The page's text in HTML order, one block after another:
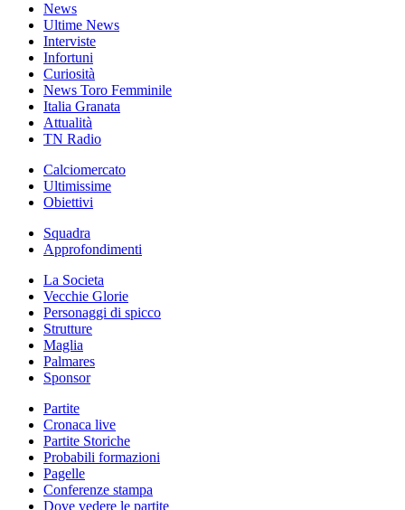
News
Ultime News
Interviste
Infortuni
Curiosità
News Toro Femminile
Italia Granata
Attualità
TN Radio
Calciomercato
Ultimissime
Obiettivi
Squadra
Approfondimenti
La Societa
Vecchie Glorie
Personaggi di spicco
Strutture
Maglia
Palmares
Sponsor
Partite
Cronaca live
Partite Storiche
Probabili formazioni
Pagelle
Conferenze stampa
Dove vedere le partite